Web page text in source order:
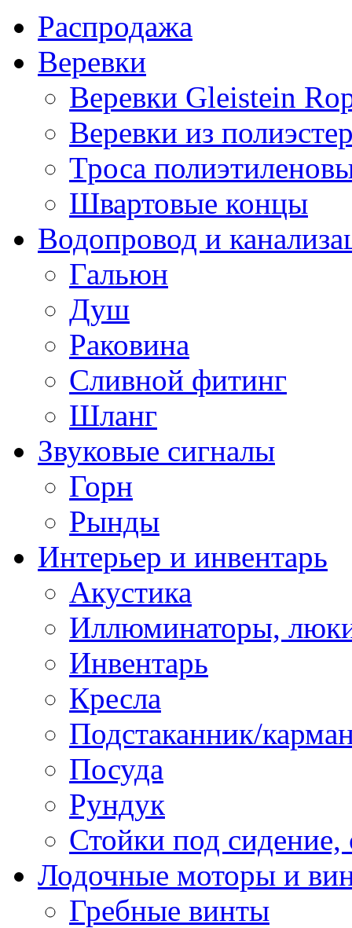
Распродажа
Веревки
Веревки Gleistein
Веревки из
Троса
Швартовые концы
Водопровод и
Гальюн
Душ
Раковина
Сливной фитинг
Шланг
Звуковые сигналы
Горн
Рынды
Интерьер и инвентарь
Акустика
Иллюминаторы,
Инвентарь
Кресла
Подстаканник/
Посуда
Рундук
Стойки под
Лодочные моторы и
Гребные винты